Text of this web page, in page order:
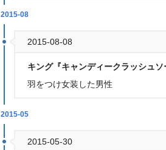
2015-08
2015-08-08
キング『キャンディークラッシュソ
羽をつけ女装した男性
2015-05
2015-05-30